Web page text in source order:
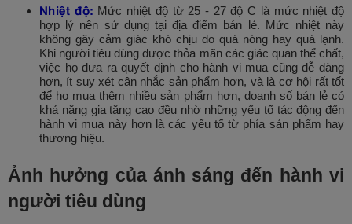
Nhiệt độ: Mức nhiệt độ từ 25 - 27 độ C là mức nhiệt độ
hợp lý nên sử dụng tại địa điểm bán lẻ. Mức nhiệt này
không gây cảm giác khó chịu do quá nóng hay quá lạnh.
Khi người tiêu dùng được thỏa mãn các giác quan thể chất,
việc họ đưa ra quyết định cho hành vi mua cũng dễ dàng
hơn, ít suy xét cân nhắc sản phẩm hơn, và là cơ hội rất tốt
để họ mua thêm nhiều sản phẩm hơn, doanh số bán lẻ có
khả năng gia tăng cao đều nhờ những yếu tố tác động đến
hành vi mua này hơn là các yếu tố từ phía sản phẩm hay
thương hiệu.
Ảnh hưởng của ánh sáng đến hành vi
người tiêu dùng